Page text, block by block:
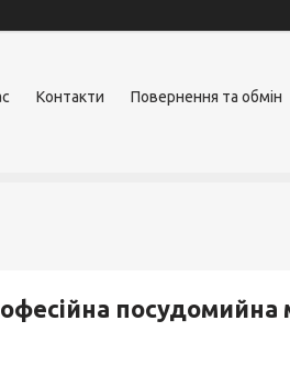
Контакти Повернення та обмін
посудомийна